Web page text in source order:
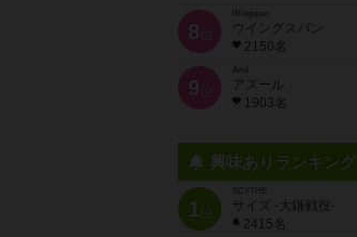
8 位
Wingspan
ウイングスパン
2150名
9 位
Azul
アズール
1903名
興味ありランキング
1位
SCYTHE
サイズ -大鎌戦役-
2415名